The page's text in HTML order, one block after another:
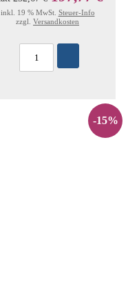
inkl. 19 % MwSt. Steuer-Info
zzgl. Versandkosten
-15%